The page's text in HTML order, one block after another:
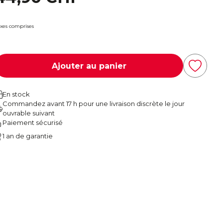
comprises
Ajouter au panier
En stock
Commandez avant 17 h pour une livraison discrète le jour
ouvrable suivant
Paiement sécurisé
1 an de garantie